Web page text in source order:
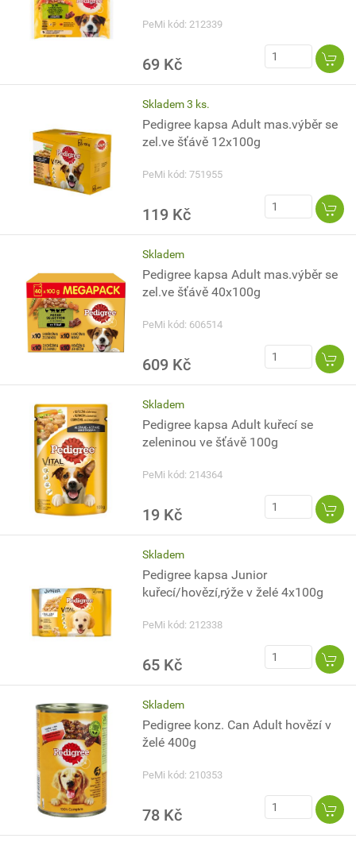
PeMi kód: 212339
69 Kč
Skladem 3 ks.
Pedigree kapsa Adult mas.výběr se
zel.ve šťávě 12x100g
PeMi kód: 751955
119 Kč
Skladem
Pedigree kapsa Adult mas.výběr se
zel.ve šťávě 40x100g
PeMi kód: 606514
609 Kč
Skladem
Pedigree kapsa Adult kuřecí se
zeleninou ve šťávě 100g
PeMi kód: 214364
19 Kč
Skladem
Pedigree kapsa Junior
kuřecí/hovězí,rýže v želé 4x100g
PeMi kód: 212338
65 Kč
Skladem
Pedigree konz. Can Adult hovězí v
želé 400g
PeMi kód: 210353
78 Kč